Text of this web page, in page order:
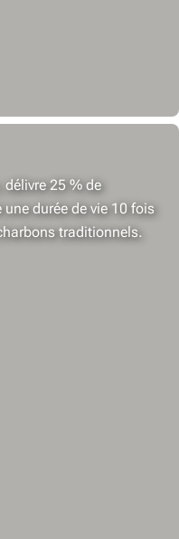
25 % de
durée de vie 10 fois
traditionnels.